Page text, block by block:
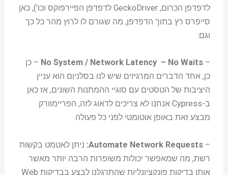
לדפדפן הכרום, GeckoDriver לדפדפן הפיירפוקס וכו'), כאן
סייפרס רץ בתוך הדפדפן, מה שגורם לו לרוץ מהר כל כך
וגם:
–
No System / Network Latency – No Waits – כן
כן, אחד הדברים המרגיזים שיש לנו בסלניום הוא עניין
היציבות של הטסטים עם סוגיי ההמתנות השונים, אז כאן
ב-Cypress אנחנו לא צריכים לדאוג לזה, הפריימוורק
מבצע זאת באופן אוטומטי לפני כל פעולה
–
Automate Network Requests: ניתן לאטמט בקשות
רשת, מה שמאפשר יכולות משופרות הרבה יותר מאשר
אותן בדיקות פונקציונליות שהתרגלנו לבצע בבדיקות Web